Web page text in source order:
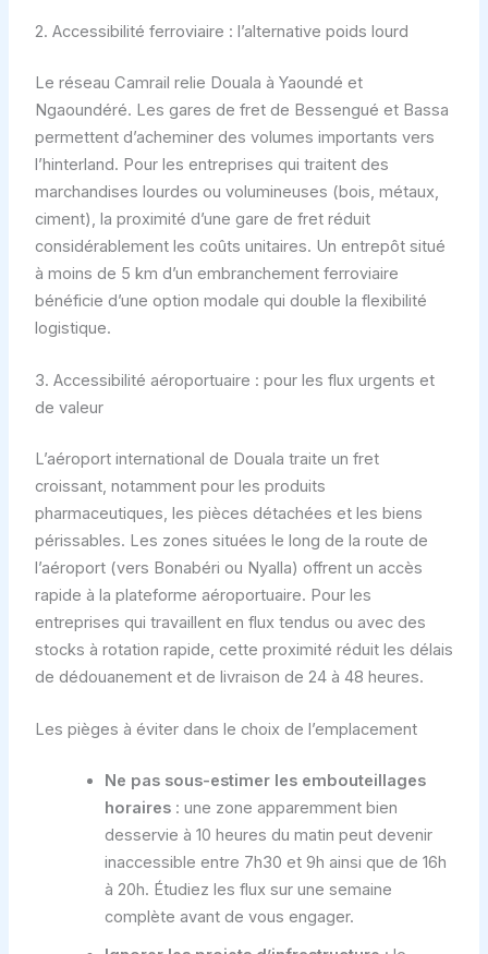
2. Accessibilité ferroviaire : l’alternative poids lourd
Le réseau Camrail relie Douala à Yaoundé et
Ngaoundéré. Les gares de fret de Bessengué et Bassa
permettent d’acheminer des volumes importants vers
l’hinterland. Pour les entreprises qui traitent des
marchandises lourdes ou volumineuses (bois, métaux,
ciment), la proximité d’une gare de fret réduit
considérablement les coûts unitaires. Un entrepôt situé
à moins de 5 km d’un embranchement ferroviaire
bénéficie d’une option modale qui double la flexibilité
logistique.
3. Accessibilité aéroportuaire : pour les flux urgents et
de valeur
L’aéroport international de Douala traite un fret
croissant, notamment pour les produits
pharmaceutiques, les pièces détachées et les biens
périssables. Les zones situées le long de la route de
l’aéroport (vers Bonabéri ou Nyalla) offrent un accès
rapide à la plateforme aéroportuaire. Pour les
entreprises qui travaillent en flux tendus ou avec des
stocks à rotation rapide, cette proximité réduit les délais
de dédouanement et de livraison de 24 à 48 heures.
Les pièges à éviter dans le choix de l’emplacement
Ne pas sous-estimer les embouteillages
horaires: une zone apparemment bien
desservie à 10 heures du matin peut devenir
inaccessible entre 7h30 et 9h ainsi que de 16h
à 20h. Étudiez les flux sur une semaine
complète avant de vous engager.